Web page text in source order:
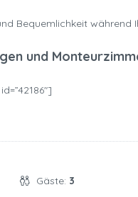
Bequemlichkeit
und
Gäste: 3